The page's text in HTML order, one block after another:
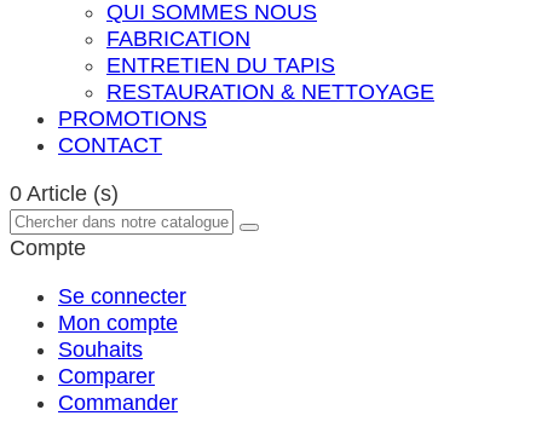
QUI SOMMES NOUS
FABRICATION
ENTRETIEN DU TAPIS
RESTAURATION & NETTOYAGE
PROMOTIONS
CONTACT
0 Article (s)
Compte
Se connecter
Mon compte
Souhaits
Comparer
Commander